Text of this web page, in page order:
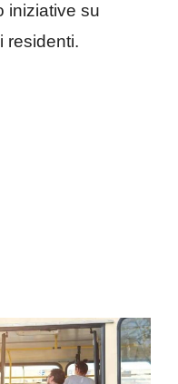
iniziative su
residenti.